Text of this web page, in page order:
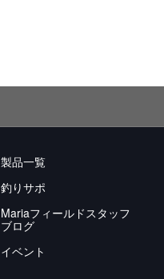
製品一覧
釣りサポ
Mariaフィールドスタッフ
ブログ
イベント